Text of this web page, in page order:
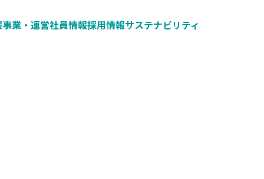
事業・運営社員情報採用情報サステナビリティ